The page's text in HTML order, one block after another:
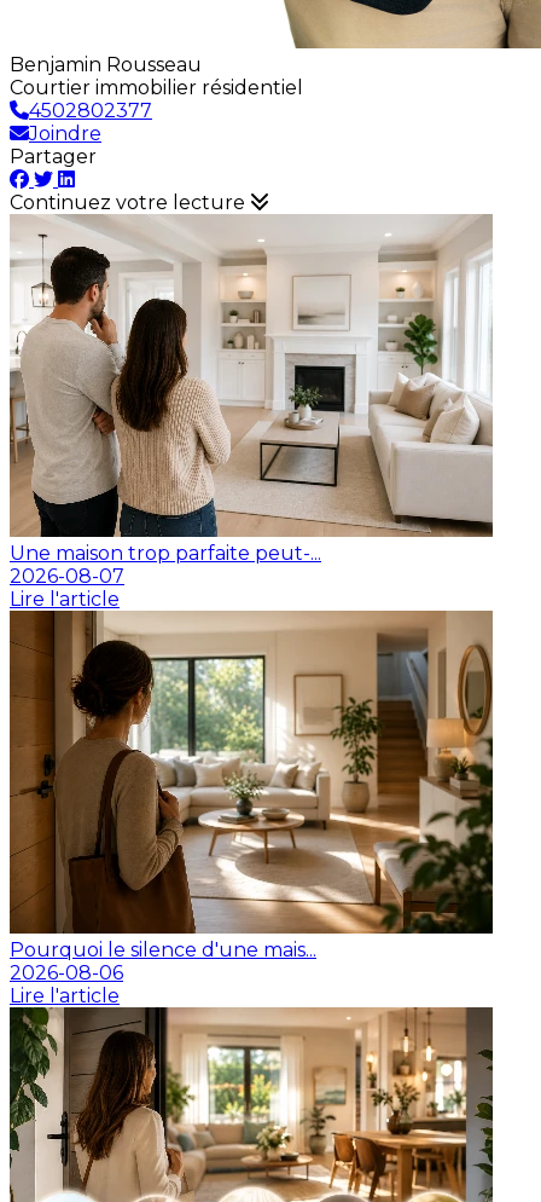
Benjamin Rousseau
Courtier immobilier résidentiel
4502802377
Joindre
Partager
Continuez votre lecture
Une maison trop parfaite peut-...
2026-08-07
Lire l'article
Pourquoi le silence d'une mais...
2026-08-06
Lire l'article